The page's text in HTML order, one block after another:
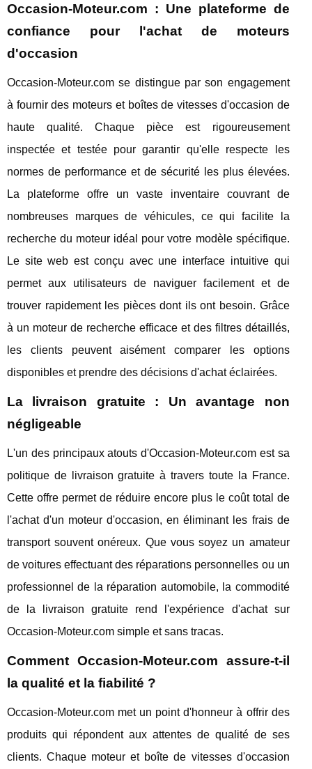
Occasion-Moteur.com : Une plateforme de
confiance pour l'achat de moteurs
d'occasion
Occasion-Moteur.com se distingue par son engagement
à fournir des moteurs et boîtes de vitesses d'occasion de
haute qualité. Chaque pièce est rigoureusement
inspectée et testée pour garantir qu'elle respecte les
normes de performance et de sécurité les plus élevées.
La plateforme offre un vaste inventaire couvrant de
nombreuses marques de véhicules, ce qui facilite la
recherche du moteur idéal pour votre modèle spécifique.
Le site web est conçu avec une interface intuitive qui
permet aux utilisateurs de naviguer facilement et de
trouver rapidement les pièces dont ils ont besoin. Grâce
à un moteur de recherche efficace et des filtres détaillés,
les clients peuvent aisément comparer les options
disponibles et prendre des décisions d'achat éclairées.
La livraison gratuite : Un avantage non
négligeable
L'un des principaux atouts d'Occasion-Moteur.com est sa
politique de livraison gratuite à travers toute la France.
Cette offre permet de réduire encore plus le coût total de
l'achat d'un moteur d'occasion, en éliminant les frais de
transport souvent onéreux. Que vous soyez un amateur
de voitures effectuant des réparations personnelles ou un
professionnel de la réparation automobile, la commodité
de la livraison gratuite rend l'expérience d'achat sur
Occasion-Moteur.com simple et sans tracas.
Comment Occasion-Moteur.com assure-t-il
la qualité et la fiabilité ?
Occasion-Moteur.com met un point d'honneur à offrir des
produits qui répondent aux attentes de qualité de ses
clients. Chaque moteur et boîte de vitesses d'occasion